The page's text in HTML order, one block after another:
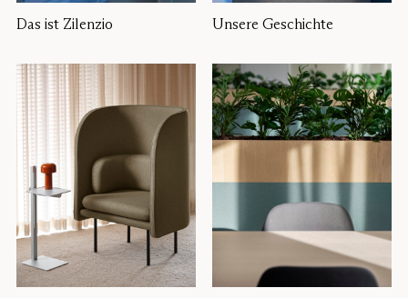
Das ist Zilenzio Unsere Geschichte